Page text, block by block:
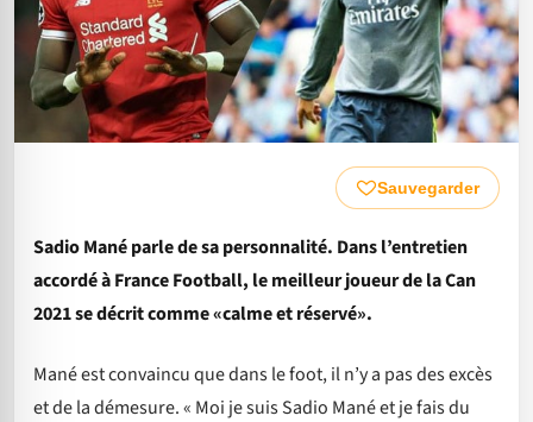
Sauvegarder
Sadio Mané parle de sa personnalité. Dans l’entretien
accordé à France Football, le meilleur joueur de la Can
2021 se décrit comme «calme et réservé».
Mané est convaincu que dans le foot, il n’y a pas des excès
et de la démesure. « Moi je suis Sadio Mané et je fais du